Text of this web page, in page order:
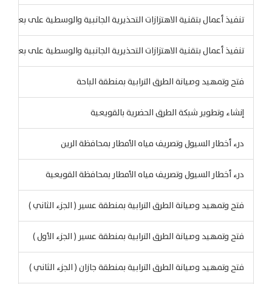
تنفيذ أعمال بتقنية الاهتزازات التحذيرية الجانبية والوسطية على
تنفيذ أعمال بتقنية الاهتزازات التحذيرية الجانبية والوسطية على
فتح وتمهيد وصيانة الطرق الترابية بمنطقة الباحة
إنشاء وتطوير شبكة الطرق الحضرية بالقويعية
درء أخطار السيول وتصريف مياه الأمطار بمحافظة الرين
درء أخطار السيول وتصريف مياه الأمطار بمحافظة القويعية
فتح وتمهيد وصيانة الطرق الترابية بمنطقة عسير ( الجزء الثاني )
فتح وتمهيد وصيانة الطرق الترابية بمنطقة عسير ( الجزء الأول )
فتح وتمهيد وصيانة الطرق الترابية بمنطقة جازان ( الجزء الثاني )